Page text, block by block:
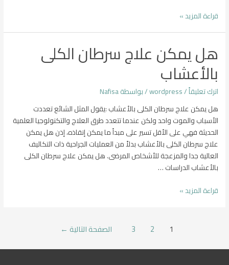
هل
قراءة المزيد »
هل يمكن علاج سرطان الكلى
بالأعشاب
اترك تعليقاً/
wordpress/ بواسطةNafisa
هل يمكن علاج سرطان الكلى بالأعشاب :يقول المثل الشائع تعددت
الأسباب والموت واحد ولكن عندما تتعدد طرق العلاج والتكنولوجيا العلمية
الحديثة فهي على الأقل تسير على مبدأ ما يمكن إنقاذه، إذن هل يمكن
علاج سرطان الكلى بالأعشاب بدلاً من العمليات الجراحية ذات التكاليف
العالية جدا والمزعجة للأشخاص المرضى. هل يمكن علاج سرطان الكلى
بالأعشاب الدراسات …
هل
بالأعشاب
قراءة المزيد »
المقالات
1
2
3 الصفحة التالية ←